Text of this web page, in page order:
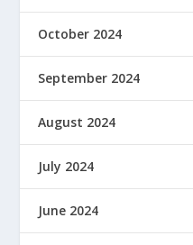
October 2024
September 2024
August 2024
July 2024
June 2024